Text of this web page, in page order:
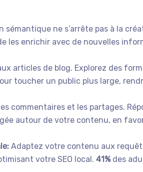
sémantique ne s’arrête pas à la
les enrichir avec de nouvelles
articles de blog. Explorez des
toucher un public plus large,
commentaires et les partages.
autour de votre contenu, en
Adaptez votre contenu aux
votre SEO local. 41% des